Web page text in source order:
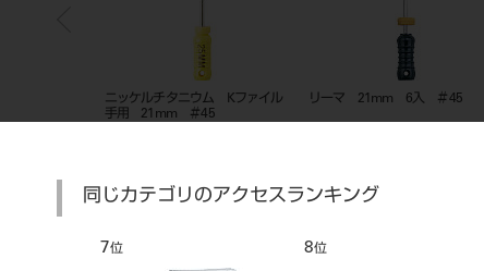
ニッケルチタニウム Kファイル
手用 21mm ＃45
リーマ 21mm 6入 ＃45
同じカテゴリのアクセスランキング
7位 8位